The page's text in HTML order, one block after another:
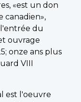
«est un don
canadien»,
du
ouvrage
onze ans plus
VIII
est l'oeuvre